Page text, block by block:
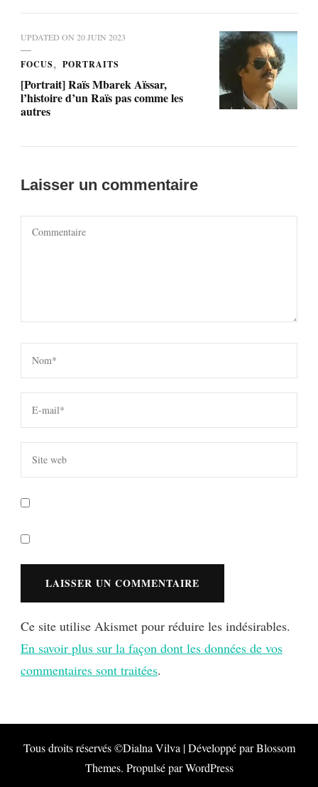
UPDATED ON 20 JUIN 2023
FOCUS PORTRAITS
[Portrait] Raïs Mbarek Aïssar,
l’histoire d’un Raïs pas comme les
autres
Laisser un commentaire
Ce site utilise Akismet pour réduire les indésirables.
En savoir plus sur la façon dont les données de vos
commentaires sont traitées.
Tous droits réservés ©Dialna Vilva | Développé parBlossom
Themes. Propulsé parWordPress